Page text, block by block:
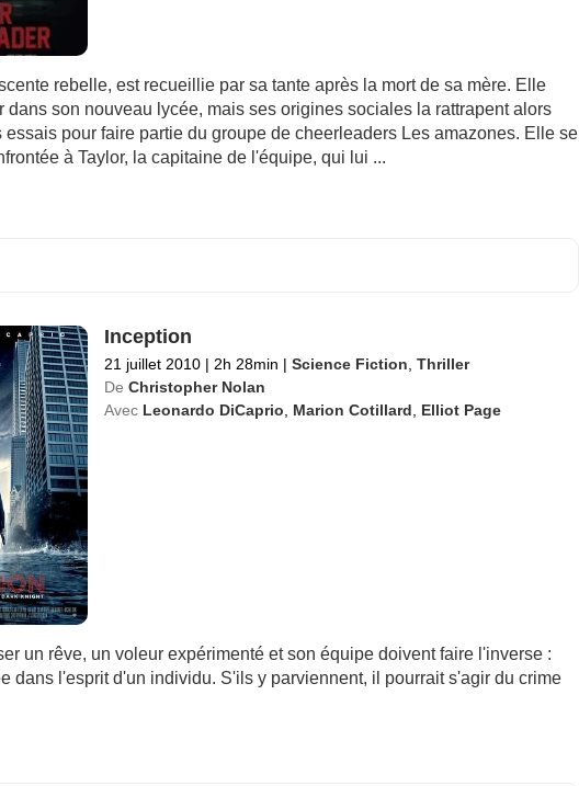
rebelle, est recueillie par sa tante après la mort de sa mère. Elle
dans son nouveau lycée, mais ses origines sociales la rattrapent alors
pour faire partie du groupe de cheerleaders Les amazones. Elle se
à Taylor, la capitaine de l'équipe, qui lui ...
Inception
21 juillet 2010 | 2h 28min | Science Fiction Thriller
De Christopher Nolan
Avec Leonardo DiCaprio Marion Cotillard Elliot Page
un rêve, un voleur expérimenté et son équipe doivent faire l'inverse :
dans l'esprit d'un individu. S'ils y parviennent, il pourrait s'agir du crime